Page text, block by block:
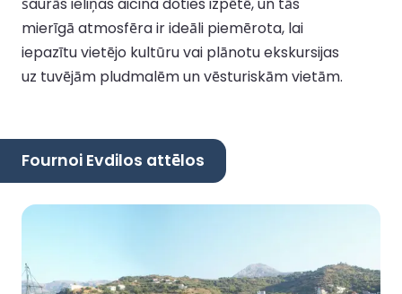
mierīgā atmosfēra ir ideāli piemērota, lai
iepazītu vietējo kultūru vai plānotu ekskursijas
uz tuvējām pludmalēm un vēsturiskām vietām.
Fournoi Evdilos attēlos